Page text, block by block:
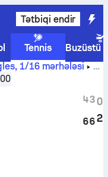
Tətbiqi endir
Tennis
Buzüstü
, 1/16 mərhələsi
canlı hesabı və
4
6
3
6
0
2